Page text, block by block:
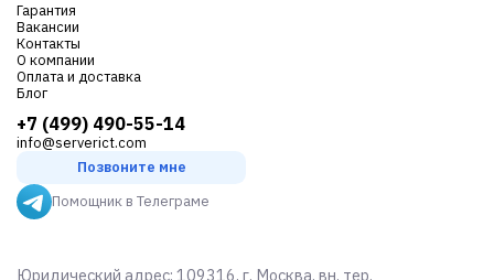
Гарантия
Вакансии
Контакты
О компании
Оплата и доставка
Блог
+7 (499) 490-55-14
info@serverict.com
Позвоните мне
Помощник в Телеграме
Юридический адрес: 109316, г. Москва, вн. тер.